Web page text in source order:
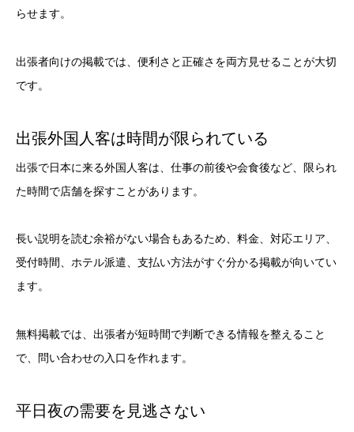
らせます。
出張者向けの掲載では、便利さと正確さを両方見せることが大切
です。
出張外国人客は時間が限られている
出張で日本に来る外国人客は、仕事の前後や会食後など、限られ
た時間で店舗を探すことがあります。
長い説明を読む余裕がない場合もあるため、料金、対応エリア、
受付時間、ホテル派遣、支払い方法がすぐ分かる掲載が向いてい
ます。
無料掲載では、出張者が短時間で判断できる情報を整えること
で、問い合わせの入口を作れます。
平日夜の需要を見逃さない